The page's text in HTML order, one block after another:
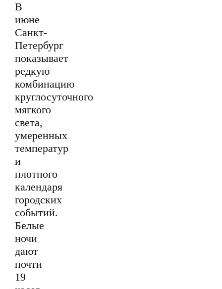
В
июне
Санкт-
Петербург
показывает
редкую
комбинацию
круглосуточного
мягкого
света,
умеренных
температур
и
плотного
календаря
городских
событий.
Белые
ночи
дают
почти
19